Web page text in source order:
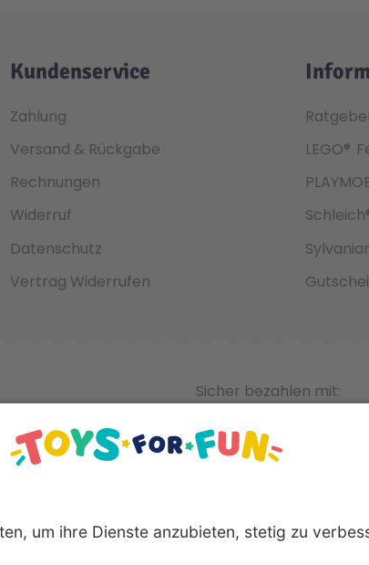
Kundenservice
Zahlung
Versand & Rückgabe
Rechnungen
Widerruf
Datenschutz
Vertrag Widerrufen
LEGO®
Sicher bezahlen mit: